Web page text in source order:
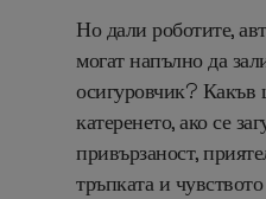
Но дали роботите,
могат напълно да
осигуровчик? Какъв
катеренето, ако се
привързаност,
тръпката и